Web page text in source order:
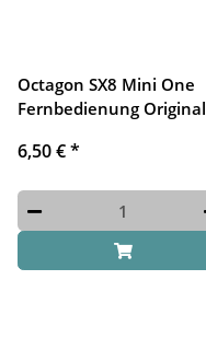
Octagon SX8 Mini One
Fernbedienung Original
6,50 €*